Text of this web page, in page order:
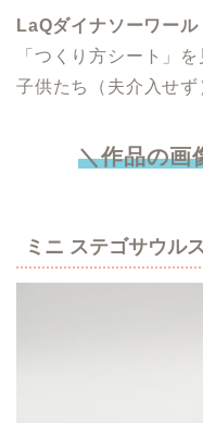
LaQダイナソーワー
「つくり方シート」
子供たち（夫介入せず
＼作品の画
ミニ ステゴサウルス